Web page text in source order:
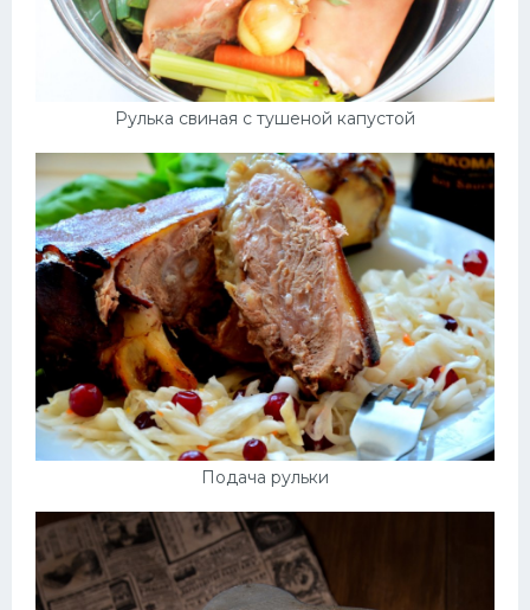
Рулька свиная с тушеной капустой
Подача рульки